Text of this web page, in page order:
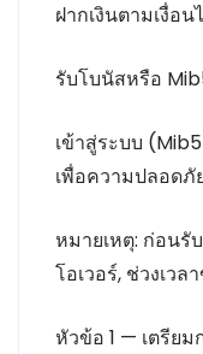
ฝากเงินตามเงื่อ
รับโบนัสหรือ
เข้าสู่ระบบ
เพื่อความปลอดภั
หมายเหตุ: ก่อนรั
โอเวอร์, ช่วงเว
หัวข้อ 1 — เตรีย